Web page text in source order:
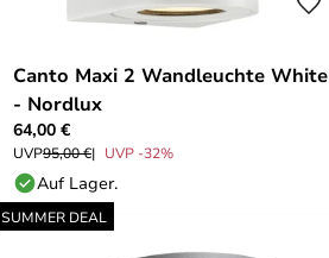
Canto Maxi 2 Wandleuchte White
- Nordlux
64,00 €
UVP95,00 € UVP -32%
Auf Lager.
SUMMER DEAL